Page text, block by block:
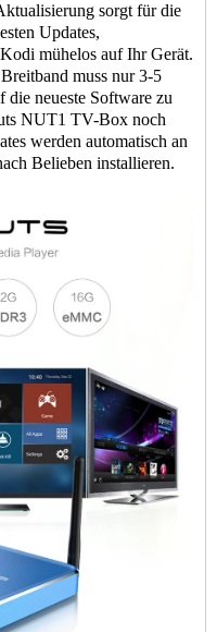
sorgt für die
Updates,
mühelos auf Ihr Gerät.
muss nur 3-5
neueste Software zu
NUT1 TV-Box noch
werden automatisch an
Belieben installieren.